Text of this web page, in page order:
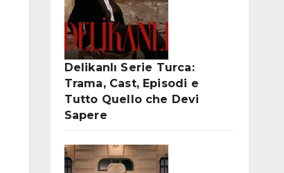
Delikanlı Serie Turca:
Trama, Cast, Episodi e
Tutto Quello che Devi
Sapere